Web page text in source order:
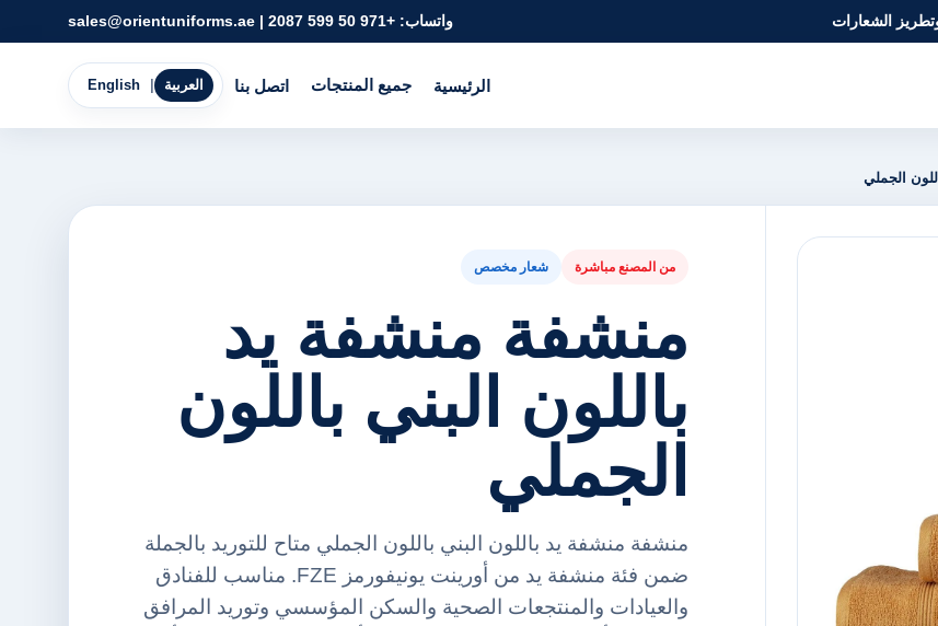
الشعارات واتساب: +971 50 599 2087
|
sales@orientuniforms.ae
الرئيسية جميع المنتجات اتصل بنا English العربية
الجملي
من المصنع مباشرة شعار مخصص
منشفة منشفة يد
باللون البني باللون
الجملي
منشفة منشفة يد باللون البني باللون الجملي متاح للتوريد بالجملة
ضمن فئة منشفة يد من أورينت يونيفورمز FZE. مناسب للفنادق
والعيادات والمنتجعات الصحية والسكن المؤسسي وتوريد المرافق